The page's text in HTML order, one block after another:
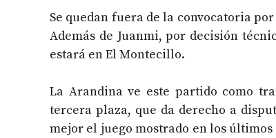
Se quedan fuera de la convocatoria
Además de Juanmi, por decisión
estará en El Montecillo.
La Arandina ve este partido como
tercera plaza, que da derecho a
mejor el juego mostrado en los